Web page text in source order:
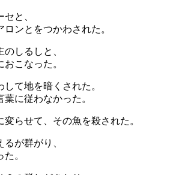
と、
ンとをつかわされた。
しるしと、
こなった。
て地を暗くされた。
に従わなかった。
らせて、その魚を殺された。
が群がり、
。